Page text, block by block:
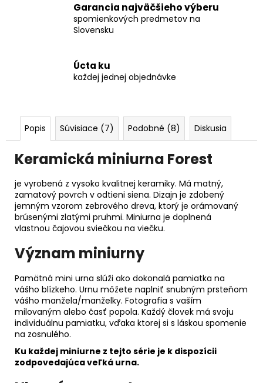
Garancia najväčšieho výberu
spomienkových predmetov na
Slovensku
Úcta ku
každej jednej objednávke
Popis Súvisiace (7) Podobné (8) Diskusia
Keramická miniurna Forest
je vyrobená z vysoko kvalitnej keramiky. Má matný,
zamatový povrch v odtieni siena. Dizajn je zdobený
jemným vzorom zebrového dreva, ktorý je orámovaný
brúsenými zlatými pruhmi. Miniurna je doplnená
vlastnou čajovou sviečkou na viečku.
Význam miniurny
Pamätná mini urna slúži ako dokonalá pamiatka na
vášho blízkeho. Urnu môžete naplniť snubným prsteňom
vášho manžela/manželky. Fotografia s vaším
milovaným alebo časť popola. Každý človek má svoju
individuálnu pamiatku, vďaka ktorej si s láskou spomenie
na zosnulého.
Ku každej miniurne z tejto série je k dispozícii
zodpovedajúca veľká urna.